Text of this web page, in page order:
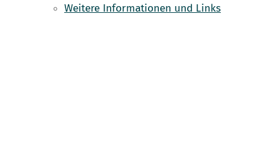
Weitere Informationen und Links